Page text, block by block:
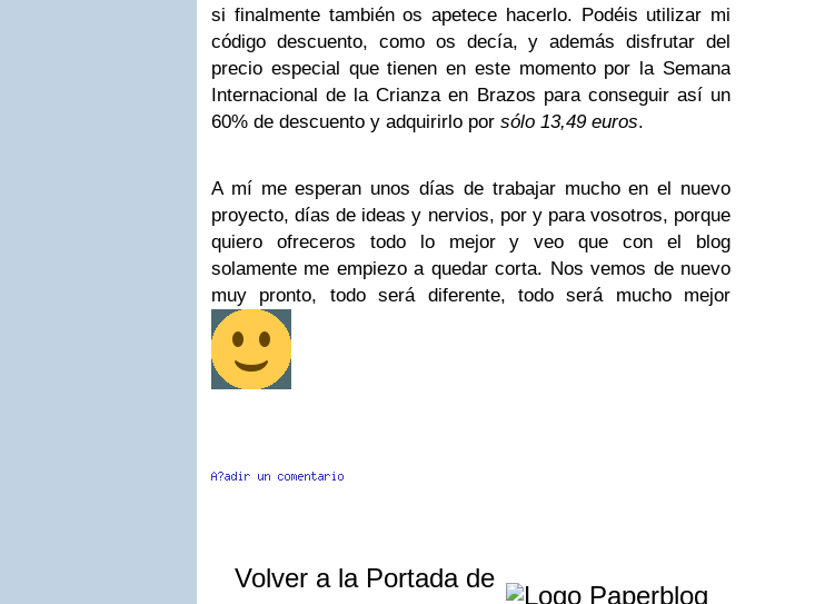
si finalmente también os apetece hacerlo. Podéis utilizar mi
código descuento, como os decía, y además disfrutar del
precio especial que tienen en este momento por la Semana
Internacional de la Crianza en Brazos para conseguir así un
60% de descuento y adquirirlo por sólo 13,49 euros.
A mí me esperan unos días de trabajar mucho en el nuevo
proyecto, días de ideas y nervios, por y para vosotros, porque
quiero ofreceros todo lo mejor y veo que con el blog
solamente me empiezo a quedar corta. Nos vemos de nuevo
muy pronto, todo será diferente, todo será mucho mejor
Volver a la Portada de